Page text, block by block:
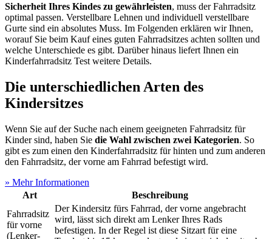
Sicherheit Ihres Kindes zu gewährleisten, muss der Fahrradsitz
optimal passen. Verstellbare Lehnen und individuell verstellbare
Gurte sind ein absolutes Muss. Im Folgenden erklären wir Ihnen,
worauf Sie beim Kauf eines guten Fahrradsitzes achten sollten und
welche Unterschiede es gibt. Darüber hinaus liefert Ihnen ein
Kinderfahrradsitz Test weitere Details.
Die unterschiedlichen Arten des
Kindersitzes
Wenn Sie auf der Suche nach einem geeigneten Fahrradsitz für
Kinder sind, haben Sie die Wahl zwischen zwei Kategorien. So
gibt es zum einen den Kinderfahrradsitz für hinten und zum anderen
den Fahrradsitz, der vorne am Fahrrad befestigt wird.
» Mehr Informationen
Art
Beschreibung
Fahrradsitz
für vorne
(Lenker-
Der Kindersitz fürs Fahrrad, der vorne angebracht
wird, lässt sich direkt am Lenker Ihres Rads
befestigen. In der Regel ist diese Sitzart für eine